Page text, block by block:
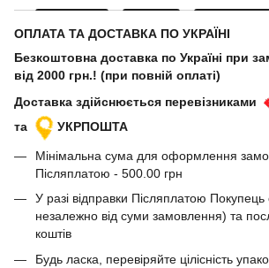
ОПЛАТА ТА ДОСТАВКА ПО УКРАЇНІ
Безкоштовна доставка по Україні при
від 2000 грн.! (при повній оплаті)
Доставка здійснюється перевізниками
та
УКРПОШТА
Мінімальна сума для оформлення
Післяплатою - 500.00 грн
У разі відправки Післяплатою Покупець
незалежно від суми замовлення) та
коштів
Будь ласка, перевіряйте цілісність